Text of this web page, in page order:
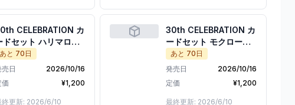
CELEBRATION カ
ドセット ハリマロ
ン・フォッコ・ケロマ
あと 70 日
売日
2026/10/16
価
¥1,200
終更新: 2026/6/10
30th CELEBRATION カ
ードセット モクロー・
ニャビー・アシマリ
あと 70 日
発売日
2026/10/16
定価
¥1,200
最終更新: 2026/6/10